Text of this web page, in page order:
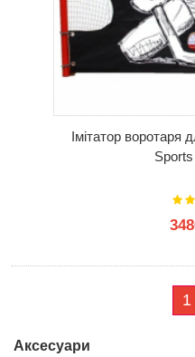
Імітатор воротаря
1
Аксесуари